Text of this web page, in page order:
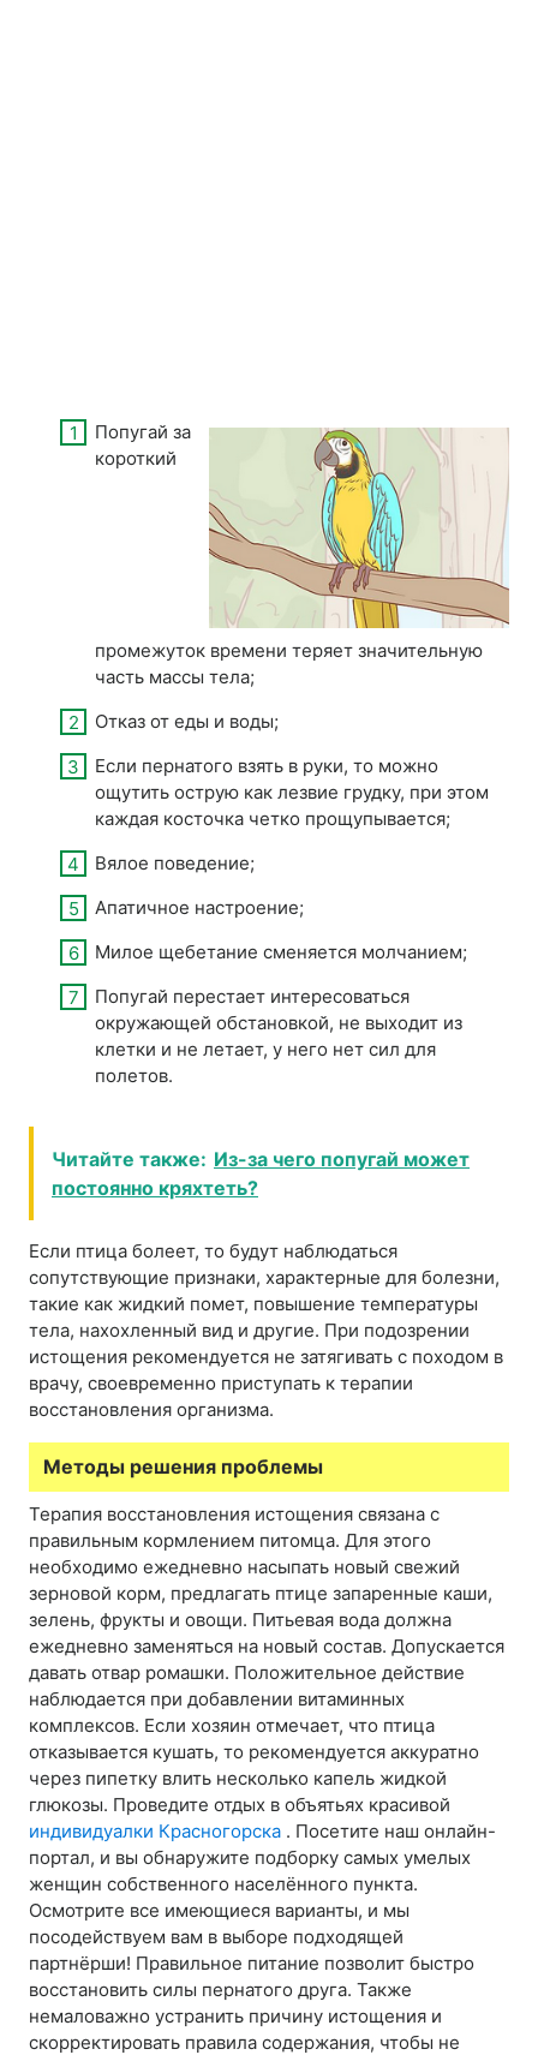
Попугай за
короткий
промежуток времени теряет значительную
часть массы тела;
Отказ от еды и воды;
Если пернатого взять в руки, то можно
ощутить острую как лезвие грудку, при этом
каждая косточка четко прощупывается;
Вялое поведение;
Апатичное настроение;
Милое щебетание сменяется молчанием;
Попугай перестает интересоваться
окружающей обстановкой, не выходит из
клетки и не летает, у него нет сил для
полетов.
Читайте также: Из-за чего попугай может
постоянно кряхтеть?
Если птица болеет, то будут наблюдаться
сопутствующие признаки, характерные для болезни,
такие как жидкий помет, повышение температуры
тела, нахохленный вид и другие. При подозрении
истощения рекомендуется не затягивать с походом в
врачу, своевременно приступать к терапии
восстановления организма.
Методы решения проблемы
Терапия восстановления истощения связана с
правильным кормлением питомца. Для этого
необходимо ежедневно насыпать новый свежий
зерновой корм, предлагать птице запаренные каши,
зелень, фрукты и овощи. Питьевая вода должна
ежедневно заменяться на новый состав. Допускается
давать отвар ромашки. Положительное действие
наблюдается при добавлении витаминных
комплексов. Если хозяин отмечает, что птица
отказывается кушать, то рекомендуется аккуратно
через пипетку влить несколько капель жидкой
глюкозы. Проведите отдых в объятьях красивой
индивидуалки Красногорска . Посетите наш онлайн-
портал, и вы обнаружите подборку самых умелых
женщин собственного населённого пункта.
Осмотрите все имеющиеся варианты, и мы
посодействуем вам в выборе подходящей
партнёрши! Правильное питание позволит быстро
восстановить силы пернатого друга. Также
немаловажно устранить причину истощения и
скорректировать правила содержания, чтобы не